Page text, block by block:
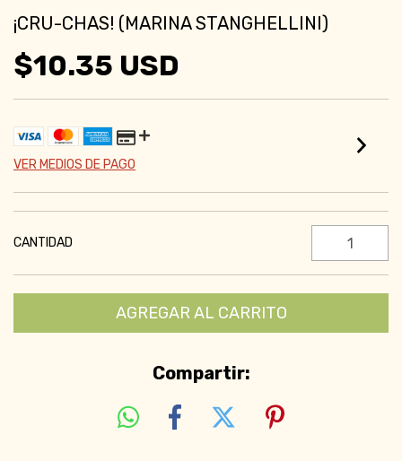
¡CRU-CHAS! (MARINA STANGHELLINI)
$10.35 USD
VER MEDIOS DE PAGO
CANTIDAD
Compartir: